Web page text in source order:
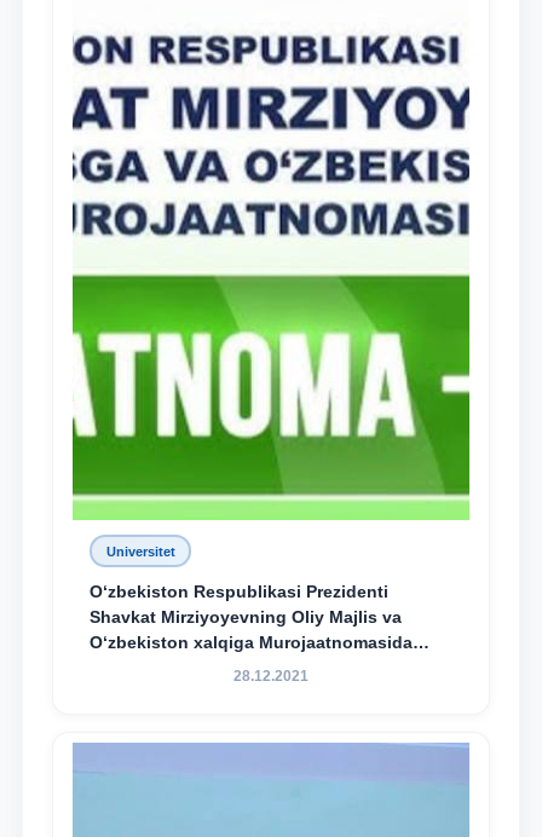
Universitet
O‘zbekiston Respublikasi Prezidenti
Shavkat Mirziyoyevning Oliy Majlis va
O‘zbekiston xalqiga Murojaatnomasida
belgilangan vazifalar mazmun-mohiyatini
dayjesti
28.12.2021